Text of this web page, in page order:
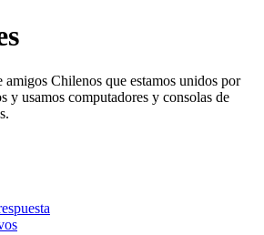
Chilenos que estamos unidos por
y usamos computadores y consolas de